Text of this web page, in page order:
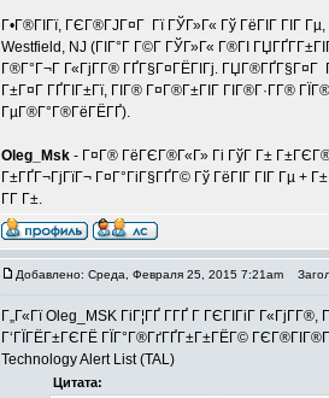
Г•Г®ГІГї, ГЄГ®ГЈГ¤Г Гї ГЎГ»Г« Гў ГёГІГ ГІГ
Westfield, NJ (ГІГ°Г Г©Г­ ГЎГ»Г« Г®ГІ
Г®Г°Г¬Г Г«ГјГ­Г® ГҐГ§Г¤ГЁГІГј. ГЏГ®ГҐГ§Г¤Г
Г±Г¤Г ГҐГІГ±Гї, ГІГ® Г¤Г®Г±ГІГ ГІГ®Г·Г­Г®
ГµГ®Г°Г®ГёГЁГҐ).
Oleg_Msk - Г¤Г® ГёГЄГ®Г«Г» Гі ГўГ Г±
Г±ГҐГ¬ГјГїГ¬ Г¤Г°ГіГ§ГҐГ© Гў ГёГІГ ГІГ Гµ +
Г­Г Г±.
Добавлено: Среда, Февраля 25, 2015 7:21am
Г„Г«Гї Oleg_MSK ГіГ¦ГҐ Г­ГҐ Г ГЄГІГіГ
Г‘ГЇГЁГ±ГЄГЁ ГЇГ°Г®ГґГҐГ±Г±ГЁГ©
Technology Alert List (TAL)
Цитата: